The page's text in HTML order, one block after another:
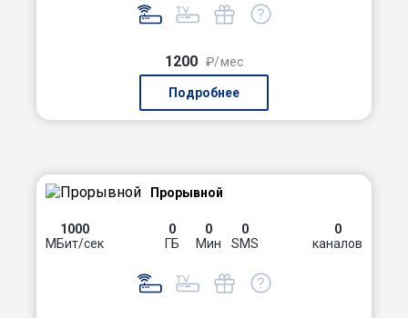
1200 ₽/мес
Подробнее
Прорывной
1000
МБит/сек
0
ГБ
0
Мин
0
SMS
0
каналов